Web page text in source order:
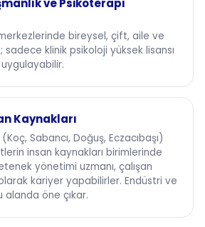
bireysel, çift, aile ve
klinik psikoloji yüksek lisansı
Kaynakları
Sabancı, Doğuş, Eczacıbaşı)
insan kaynakları birimlerinde
yönetimi uzmanı, çalışan
kariyer yapabilirler. Endüstri ve
öne çıkar.